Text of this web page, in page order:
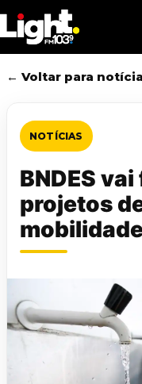
to
main
content
← Voltar para
NOTÍCIAS
BNDES
projetos